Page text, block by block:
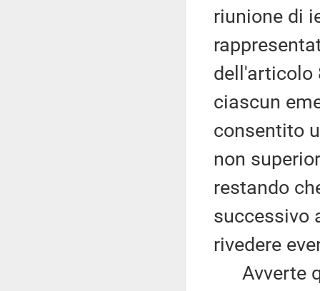
riunione di
dell'articolo
ciascun
consentito
non
restando
successivo
rivedere
Avverte